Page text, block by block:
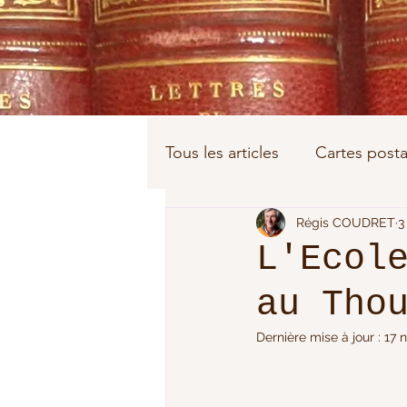
Tous les articles Cartes
La Grande Guerre La
Coudret
au
Régis COUDRET
Dernière mise à jour : 17